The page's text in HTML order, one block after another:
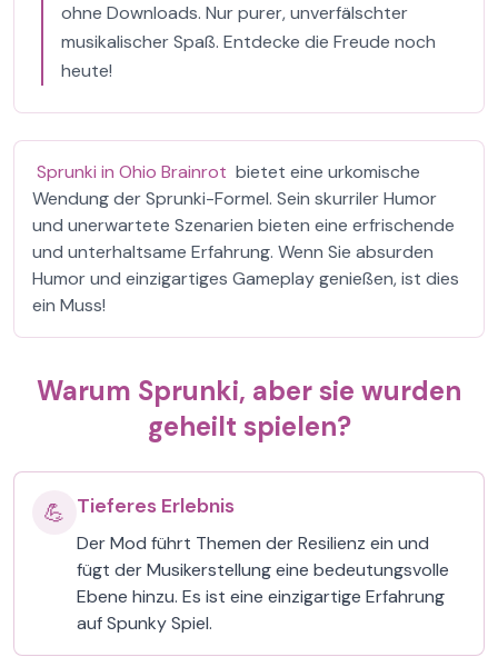
ohne Downloads. Nur purer, unverfälschter
musikalischer Spaß. Entdecke die Freude noch
heute!
Sprunki in Ohio Brainrot bietet eine urkomische
Wendung der Sprunki-Formel. Sein skurriler Humor
und unerwartete Szenarien bieten eine erfrischende
und unterhaltsame Erfahrung. Wenn Sie absurden
Humor und einzigartiges Gameplay genießen, ist dies
ein Muss!
Warum Sprunki, aber sie wurden
geheilt spielen?
💪 Tieferes Erlebnis
Der Mod führt Themen der Resilienz ein und
fügt der Musikerstellung eine bedeutungsvolle
Ebene hinzu. Es ist eine einzigartige Erfahrung
auf Spunky Spiel.